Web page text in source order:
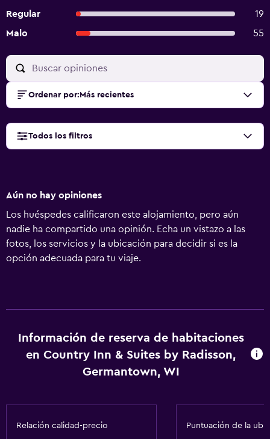
Regular
19
Malo
55
Ordenar por: Más recientes
Todos los filtros
Aún no hay opiniones
Los huéspedes calificaron este alojamiento, pero aún
nadie ha compartido una opinión. Echa un vistazo a las
fotos, los servicios y la ubicación para decidir si es la
opción adecuada para tu viaje.
Información de reserva de habitaciones
en Country Inn & Suites by Radisson,
Germantown, WI
Relación calidad-precio Puntuación de la